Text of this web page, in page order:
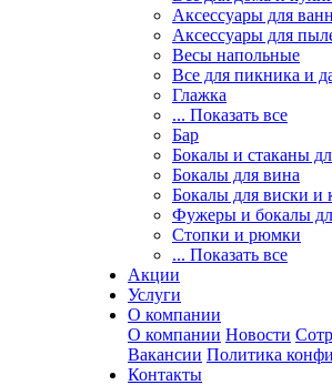
Аксессуары для
Аксессуары для
Весы напольные
Все для пикника и
Глажка
... Показать все
Бар
Бокалы и стаканы
Бокалы для вина
Бокалы для виски и
Фужеры и бокалы
Стопки и рюмки
... Показать все
Акции
Услуги
О компании
О компании Новости
Вакансии Политика
Контакты